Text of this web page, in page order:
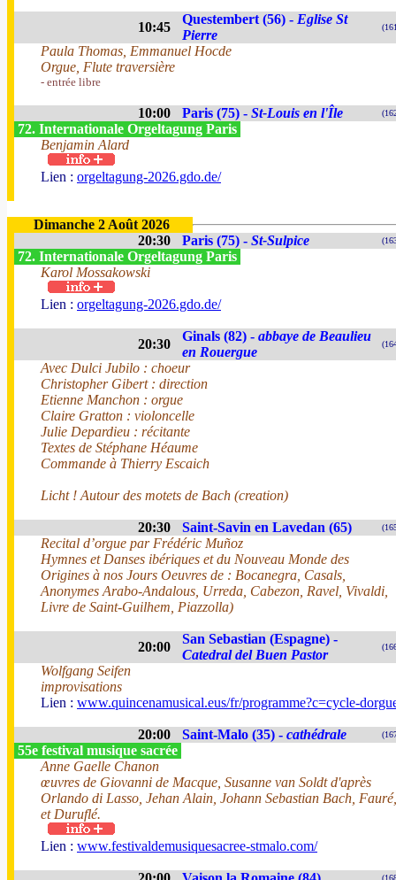
10:45
Questembert (56) - Eglise St
Pierre
Paula Thomas, Emmanuel Hocde
Orgue, Flute traversière
- entrée libre
10:00 Paris (75) - St-Louis en l'Île
72. Internationale Orgeltagung Paris
Benjamin Alard
Lien : orgeltagung-2026.gdo.de/
Dimanche 2 Août 2026
20:30
Paris (75) - St-Sulpice
72. Internationale Orgeltagung Paris
Karol Mossakowski
Lien : orgeltagung-2026.gdo.de/
20:30
Ginals (82) - abbaye de Beaulieu
en Rouergue
Avec Dulci Jubilo : choeur
Christopher Gibert : direction
Etienne Manchon : orgue
Claire Gratton : violoncelle
Julie Depardieu : récitante
Textes de Stéphane Héaume
Commande à Thierry Escaich
Licht ! Autour des motets de Bach (creation)
20:30 Saint-Savin en Lavedan (65)
Recital d’orgue par Frédéric Muñoz
Hymnes et Danses ibériques et du Nouveau Monde des
Origines à nos Jours Oeuvres de : Bocanegra, Casals,
Anonymes Arabo-Andalous, Urreda, Cabezon, Ravel, Vivaldi,
Livre de Saint-Guilhem, Piazzolla)
20:00
San Sebastian (Espagne) -
Catedral del Buen Pastor
Wolfgang Seifen
improvisations
Lien : www.quincenamusical.eus/fr/programme?c=cycle-
20:00 Saint-Malo (35) - cathédrale
55e festival musique sacrée
Anne Gaelle Chanon
œuvres de Giovanni de Macque, Susanne van Soldt d'après
Orlando di Lasso, Jehan Alain, Johann Sebastian Bach, Fauré,
et Duruflé.
Lien : www.festivaldemusiquesacree-stmalo.com/